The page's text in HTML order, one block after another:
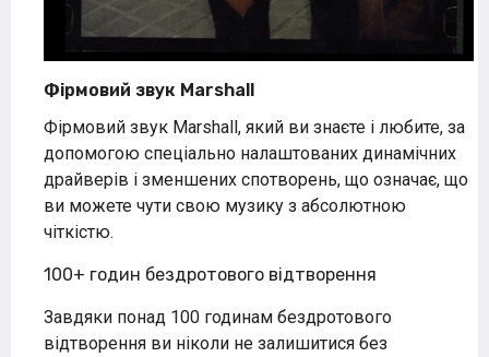
Фірмовий звук Marshall
Фірмовий звук Marshall, який ви знаєте і любите, за
допомогою спеціально налаштованих динамічних
драйверів і зменшених спотворень, що означає, що
ви можете чути свою музику з абсолютною
чіткістю.
100+ годин бездротового відтворення
Завдяки понад 100 годинам бездротового
відтворення ви ніколи не залишитися без